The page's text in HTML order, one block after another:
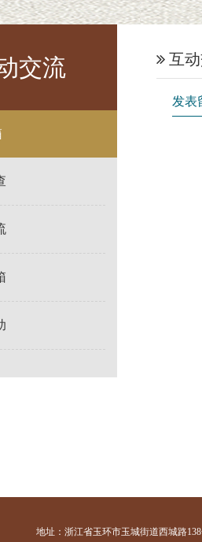
交流 互
发表
地址：浙江省玉环市玉城街道西城路